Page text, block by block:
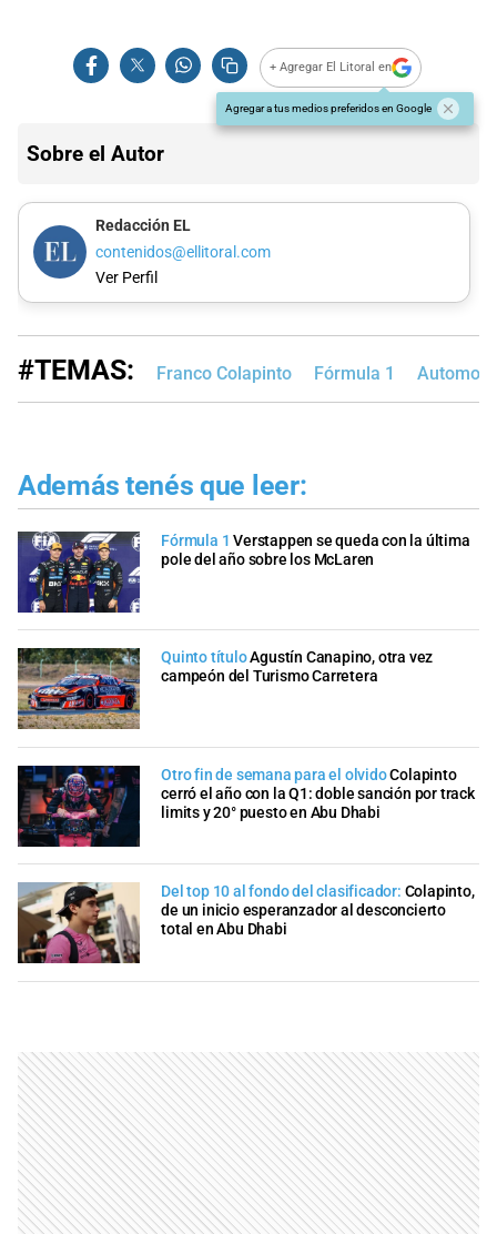
+ Agregar El Litoral en
Agregar a tus medios preferidos en Google
Sobre el Autor
Redacción EL
contenidos@ellitoral.com
Ver Perfil
#TEMAS: Franco Colapinto Fórmula 1
Además tenés que leer:
Fórmula 1 Verstappen se queda con la última
pole del año sobre los McLaren
Quinto títuloAgustín Canapino, otra vez
campeón del Turismo Carretera
Otro fin de semana para el olvidoColapinto
cerró el año con la Q1: doble sanción por track
limits y 20° puesto en Abu Dhabi
Del top 10 al fondo del clasificador: Colapinto,
de un inicio esperanzador al desconcierto
total en Abu Dhabi